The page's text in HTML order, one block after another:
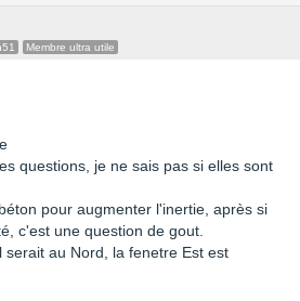
Membre ultra utile
questions, je ne sais pas si elles sont
pour augmenter l'inertie, après si
c'est une question de gout.
serait au Nord, la fenetre Est est